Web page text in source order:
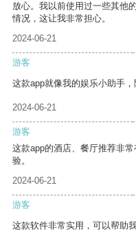
放心。我以前使用过一些其他
情况，这让我非常担心。
2024-06-21
游客
这款app就像我的娱乐小助手，
2024-06-21
游客
这款app的酒店、餐厅推荐非
验。
2024-06-21
游客
这款软件非常实用，可以帮助